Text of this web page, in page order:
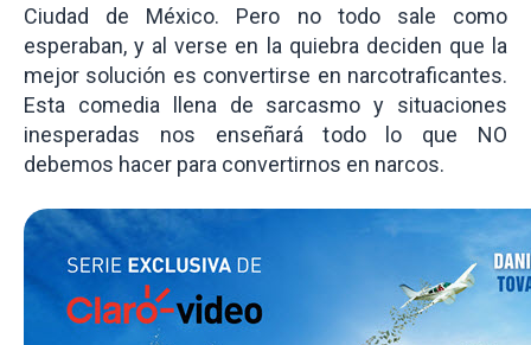
Ciudad de México. Pero no todo sale como
esperaban, y al verse en la quiebra deciden que la
mejor solución es convertirse en narcotraficantes.
Esta comedia llena de sarcasmo y situaciones
inesperadas nos enseñará todo lo que NO
debemos hacer para convertirnos en narcos.